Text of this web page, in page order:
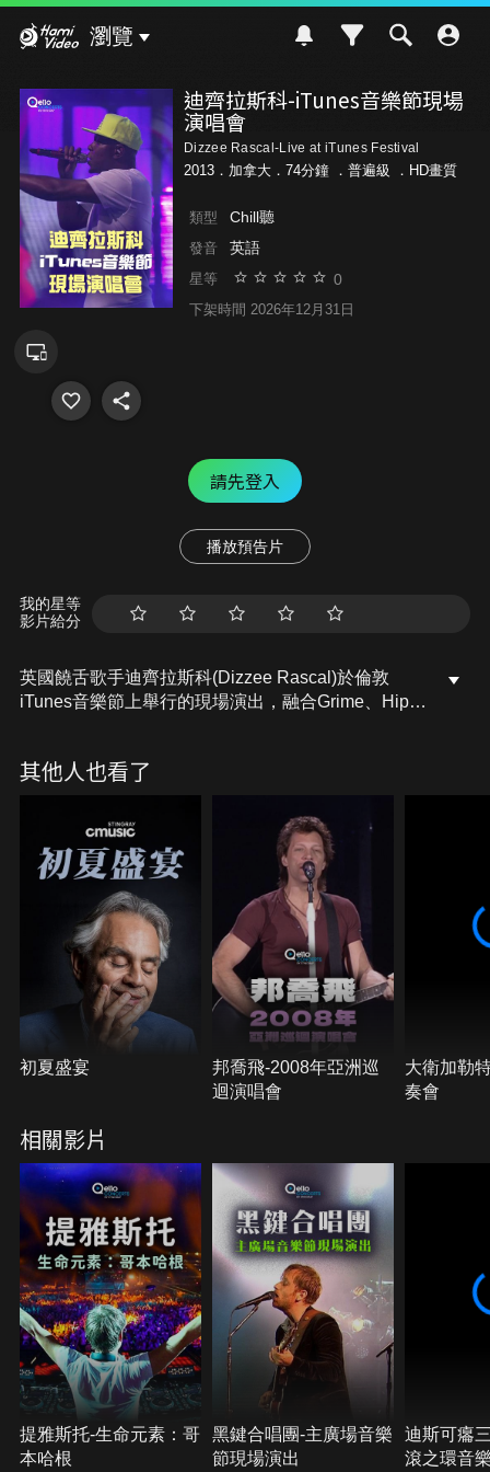
瀏覽
迪齊拉斯科-iTunes音樂節現場
演唱會
Dizzee Rascal-Live at iTunes Festival
2013．加拿大．74分鐘 ． 普遍級 ．HD畫質
類型 Chill聽
發音 英語
星等 0
下架時間 2026年12月31日
請先登入
播放預告片
我的星等
影片給分
英國饒舌歌手迪齊拉斯科(Dizzee Rascal)於倫敦
iTunes音樂節上舉行的現場演出，融合Grime、Hip-
強烈的節奏和感染力十足的表現，將現場氣氛推向高
潮。他與觀眾的互動充滿活力，將派對氛圍帶入每一
首歌中，令全場熱情高漲。展示其作為Grime界代表
人物的影響力。
其他人也看了
初夏盛宴
邦喬飛-2008年亞洲巡
迴演唱會
大衛加勒
奏會
相關影片
提雅斯托-生命元素：哥
本哈根
黑鍵合唱團-主廣場音樂
節現場演出
迪斯可癟
滾之環音